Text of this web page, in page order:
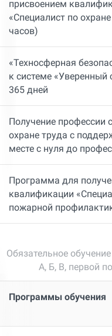
присвоением
«Специалист по
часов)
«Техносферная
к системе «Уверенный
365 дней
Получение профессии
охране труда с
месте с нуля до
Программа для
квалификации
пожарной
Обязательное
А, Б, В, первой
Программы обучения